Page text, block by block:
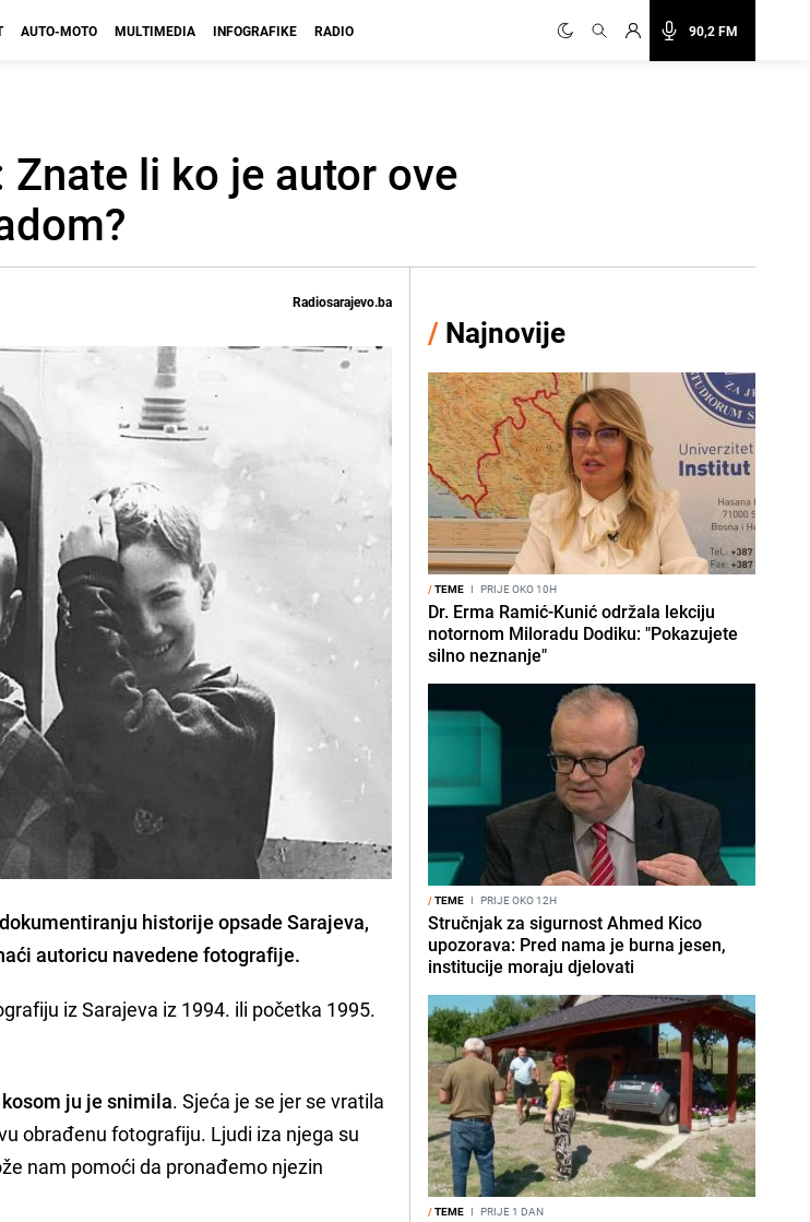
90,2 FM
AUTO-MOTO MULTIMEDIA INFOGRAFIKE RADIO
li ko je autor ove
Radiosarajevo.ba
historije opsade Sarajeva,
autoricu navedene fotografije.
iz Sarajeva iz 1994. ili početka 1995.
ju je snimila. Sjeća je se jer se vratila
obrađenu fotografiju. Ljudi iza njega su
nam pomoći da pronađemo njezin
/ Najnovije
/TEME I PRIJE OKO 10H
Dr. Erma Ramić-Kunić održala lekciju
notornom Miloradu Dodiku: "Pokazujete
silno neznanje"
/TEME I PRIJE OKO 12H
Stručnjak za sigurnost Ahmed Kico
upozorava: Pred nama je burna jesen,
institucije moraju djelovati
/TEME I PRIJE 1 DAN